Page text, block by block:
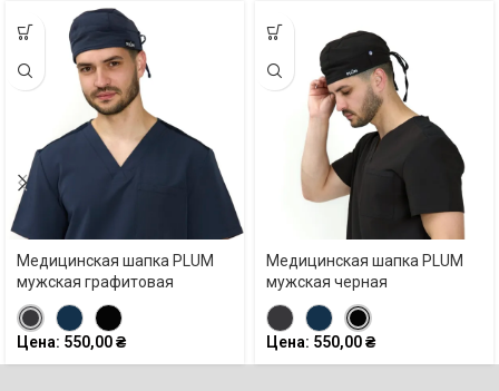
Медицинская шапка PLUM
мужская графитовая
Цена: 550,00₴
Медицинская шапка PLUM
мужская черная
Цена: 550,00₴